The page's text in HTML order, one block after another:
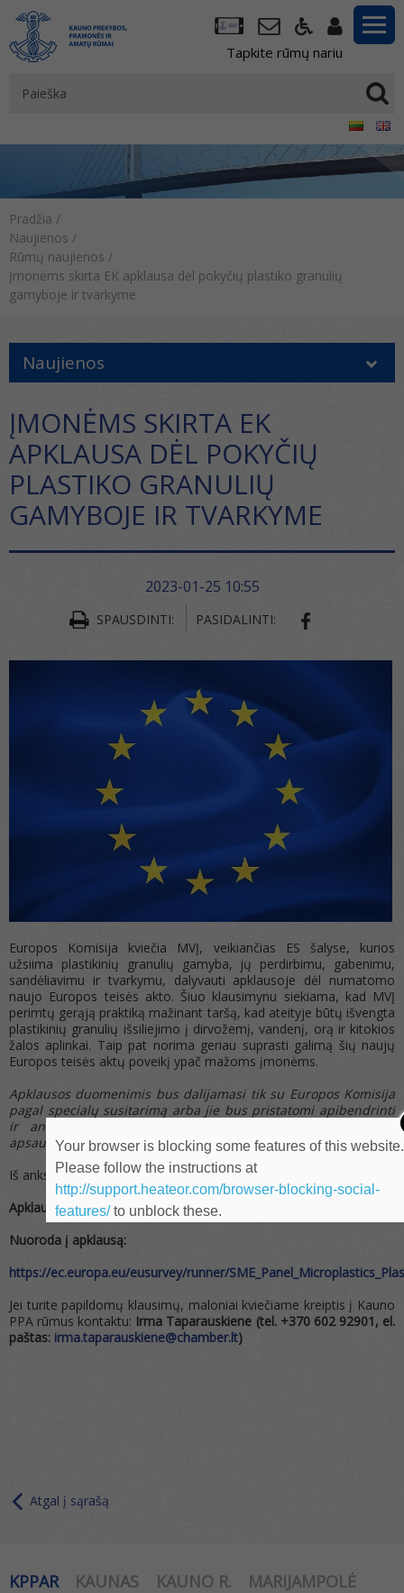
Tapkite rūmų nariu
Pradžia /
Naujienos /
Rūmų naujienos /
Įmonėms skirta EK apklausa dėl pokyčių plastiko granulių
gamyboje ir tvarkyme
Naujienos
ĮMONĖMS SKIRTA EK
APKLAUSA DĖL POKYČIŲ
PLASTIKO GRANULIŲ
GAMYBOJE IR TVARKYME
2023-01-25 10:55
SPAUSDINTI: PASIDALINTI:
Europos Komisija kviečia MVĮ, veikiančias ES šalyse, kurios
užsiima plastikinių granulių gamyba, jų perdirbimu, gabenimu,
sandėliavimu ir tvarkymu, dalyvauti apklausoje dėl numatomo
naujo Europos teisės akto. Šiuo klausimynu siekiama, kad MVĮ
perimtų gerąją praktiką mažinant taršą, kad ateityje būtų išvengta
plastikinių granulių išsiliejimo į dirvožemį, vandenį, orą ir kitokios
žalos aplinkai. Taip pat norima geriau suprasti galimą šių naujų
Europos teisės aktų poveikį ypač mažoms įmonėms.
Apklausos duomenimis bus dalijamasi tik su Europos Komisija
pagal specialų susitarimą arba jie bus pristatomi apibendrinti
ir anonimizuoti, juos tvarkant pagal Bendrojo duomenų
apsaugos reglamento nuostatas.
Iš anksto dėkojame už atsakymus.
Apklausoje galite dalyvauti iki vasario 22 d.
Nuoroda į apklausą:
https://ec.europa.eu/eusurvey/runner/
Jei turite papildomų klausimų, maloniai kviečiame kreiptis į Kauno
PPA rūmus kontaktu: Irma Taparauskiene (tel. +370 602 92901, el.
paštas: irma.taparauskiene@chamber.lt)
Atgal į sąrašą
KPPAR KAUNAS KAUNO R.
MARIJAMPOLĖ
Your browser is blocking some features of this website.
Please follow the instructions at
http://support.heateor.com/browser-blocking-social-
features/to unblock these.